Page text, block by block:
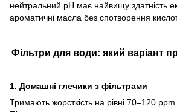
нейтральний pH має найвищу здатність
ароматичні масла без спотворення
Фільтри для води: який варіант
1. Домашні глечики з фільтрами
Тримають жорсткість на рівні 70–120 ppm.